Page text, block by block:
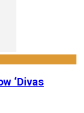
‘Divas